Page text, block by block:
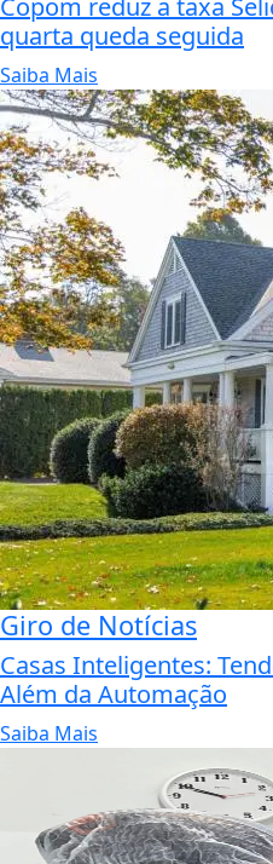
Copom reduz a taxa
quarta queda seguida
Saiba Mais
Giro de Notícias
Casas Inteligentes:
Além da Automação
Saiba Mais